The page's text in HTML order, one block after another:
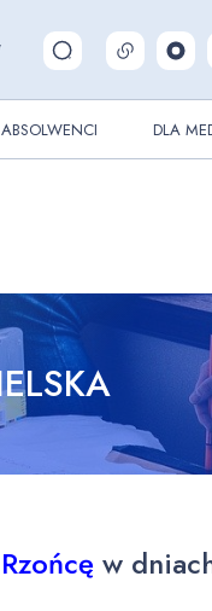
Pokaż/ukryj
ABSOLWENCI DLA
w